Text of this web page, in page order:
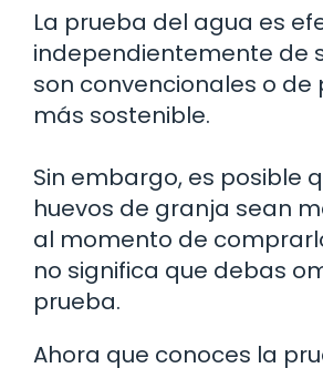
La prueba del agua es
independientemente de
son convencionales o de
más sostenible.
Sin embargo, es posible
huevos de granja sean
al momento de
no significa que debas
prueba.
Ahora que conoces la